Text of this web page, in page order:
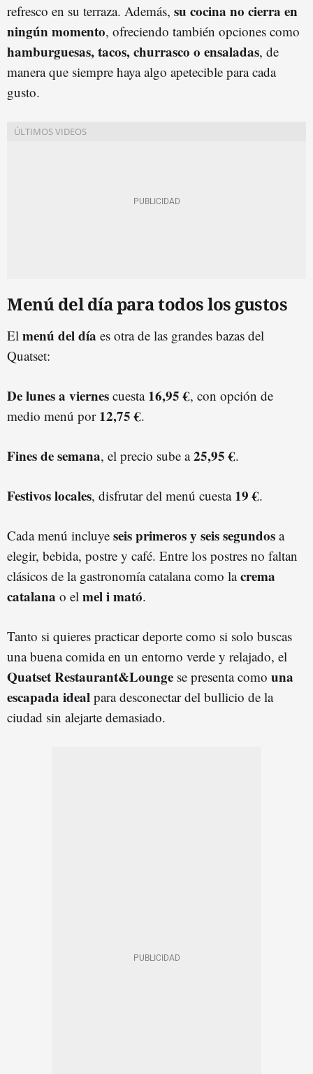
refresco en su terraza. Además, su cocina no cierra en
ningún momento, ofreciendo también opciones como
hamburguesas, tacos, churrasco o ensaladas, de
manera que siempre haya algo apetecible para cada
gusto.
Menú del día para todos los gustos
El menú del día es otra de las grandes bazas del
Quatset:
De lunes a viernes cuesta 16,95 €, con opción de
medio menú por 12,75 €.
Fines de semana, el precio sube a25,95 €.
Festivos locales, disfrutar del menú cuesta 19 €.
Cada menú incluye seis primeros y seis segundos a
elegir, bebida, postre y café. Entre los postres no faltan
clásicos de la gastronomía catalana como lacrema
catalana o el mel i mató.
Tanto si quieres practicar deporte como si solo buscas
una buena comida en un entorno verde y relajado, el
Quatset Restaurant&Lounge se presenta como una
escapada ideal para desconectar del bullicio de la
ciudad sin alejarte demasiado.